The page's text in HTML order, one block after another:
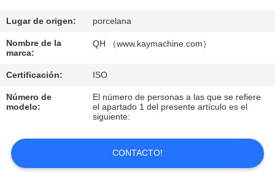
CALIDAD
CONTACTO
NOTICIAS
SOLICITAR
UNA
Lugar de origen: porcelana
Nombre de la
marca:
QH （www.kaymachine.com）
Certificación: ISO
Número de
modelo:
El número de personas a las que se refiere
el apartado 1 del presente artículo es el
siguiente:
CONTACTO!